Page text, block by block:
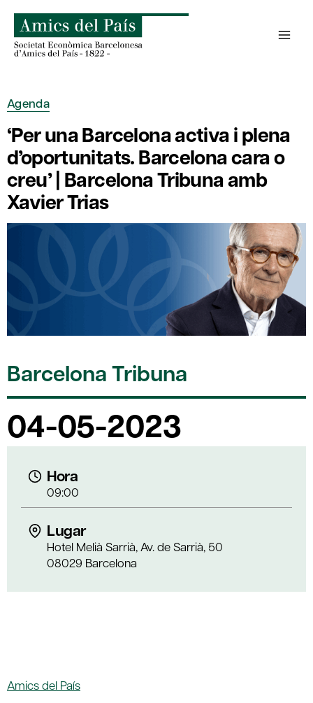
content
Agenda
‘Per una Barcelona activa i plena
d’oportunitats. Barcelona cara o
creu’ | Barcelona Tribuna amb
Xavier Trias
Barcelona Tribuna
04-05-2023
Hora
09:00
Lugar
Hotel Melià Sarrià, Av. de Sarrià, 50
08029 Barcelona
Amics del País